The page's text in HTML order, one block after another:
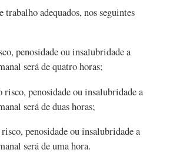
adequados, nos seguintes
penosidade ou insalubridade a
será de quatro horas;
penosidade ou insalubridade a
será de duas horas;
penosidade ou insalubridade a
será de uma hora.